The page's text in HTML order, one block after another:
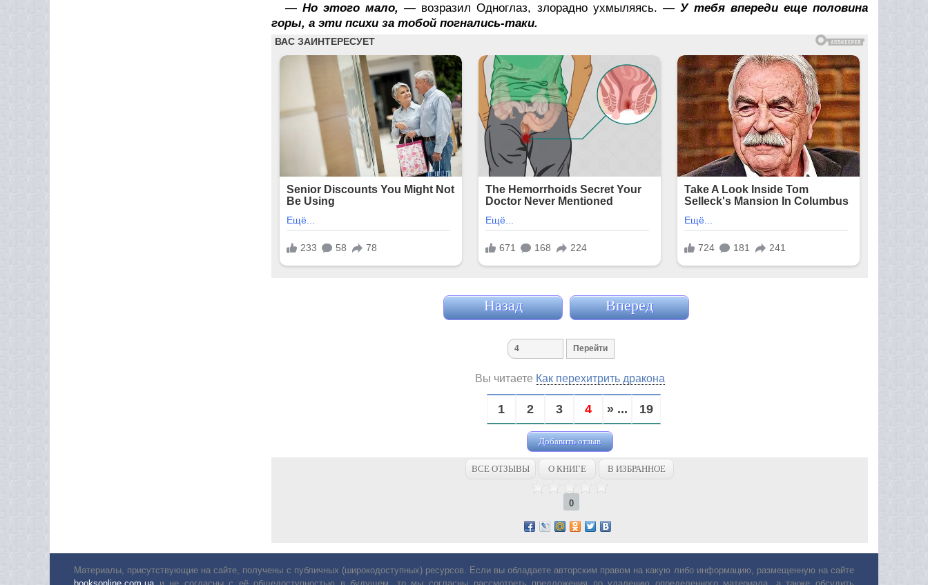
—Но этого мало, — возразил Одноглаз, злорадно ухмыляясь. — У тебя впереди еще половина
горы, а эти психи за тобой погнались-таки.
Назад Вперед
Вы читаете Как перехитрить дракона
1 2 3 4 » ... 19
Добавить отзыв
ВСЕ ОТЗЫВЫ О КНИГЕ В ИЗБРАННОЕ
0
Материалы, присутствующие на сайте, получены с публичных (широкодоступных) ресурсов. Если вы обладаете авторским правом на какую либо информацию, размещенную на сайте
booksonline.com.ua и не согласны с её общедоступностью в будущем, то мы согласны рассмотреть предложения по удалению определенного материала, а также обсудить